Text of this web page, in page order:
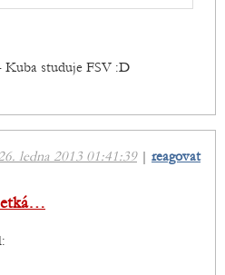
Kuba studuje FSV :D
ledna 2013 01:41:39| reagovat